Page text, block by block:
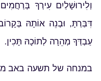
וְלִירוּשָׁלַיִם עִירְךָ
דִּבַּרְתָּ, וּבְנֵה אוֹתָהּ בְּקָרוֹב
עַבְדְּךָ מְהֵרָה לְתוֹכָהּ תָּכִין.
במנחה של תשעה באב